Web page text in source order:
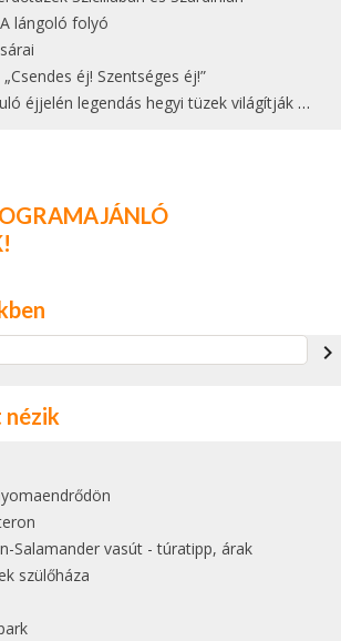
lángoló folyó
éj! Szentséges éj!”
legendás hegyi tüzek világítják meg Zugspitzét
navigate_next
nézik
Salamander vasút - túratipp, árak
szülőháza